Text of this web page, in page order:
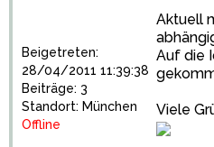
Beigetreten:
28/04/2011 11:39:38
Beiträge: 3
Standort: München
Offline
Aktuell
Auf die
Viele